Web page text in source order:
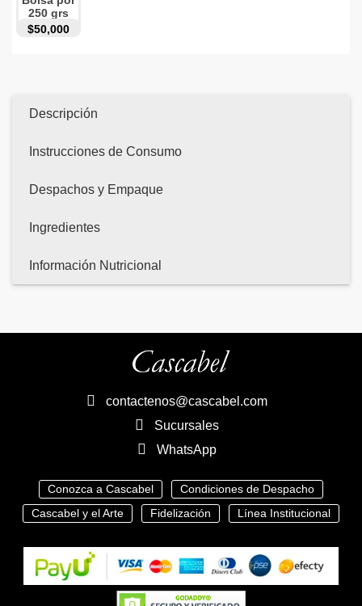
250 grs
$50,000
Descripción
Instrucciones de Consumo
Despachos y Empaque
Ingredientes
Información Nutricional
contactenos@cascabel.com
Sucursales
WhatsApp
Conozca a Cascabel
Condiciones de Despacho
Cascabel y el Arte
Fidelización Línea Institucional